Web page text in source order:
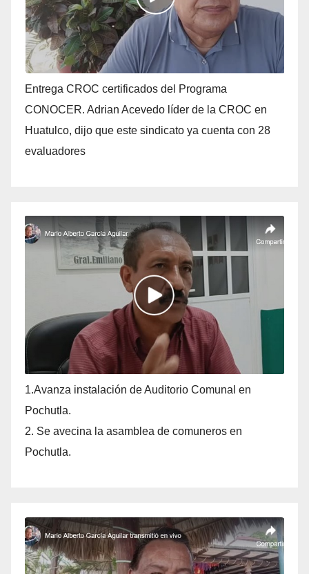
Entrega CROC certificados del Programa
CONOCER. Adrian Acevedo líder de la CROC en
Huatulco, dijo que este sindicato ya cuenta con 28
evaluadores
1.Avanza instalación de Auditorio Comunal en
Pochutla.
2. Se avecina la asamblea de comuneros en
Pochutla.